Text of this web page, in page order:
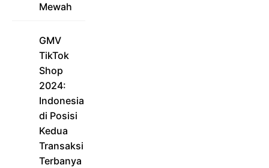
Mewah
GMV
TikTok
Shop
2024:
Indonesia
di Posisi
Kedua
Transaksi
Terbanya